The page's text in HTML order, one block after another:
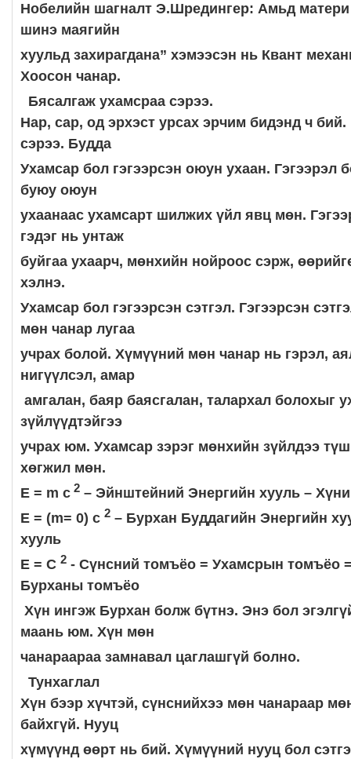
Нобелийн шагналт Э.Шредингер: Амьд
шинэ маягийн
хуульд захирагдана” хэмээсэн нь Квант
Хоосон чанар.
Бясалгаж ухамсраа сэрээ.
Нар, сар, од эрхэст урсах эрчим бидэнд ч
сэрээ. Будда
Ухамсар бол гэгээрсэн оюун ухаан. Гэгээрэл
буюу оюун
ухаанаас ухамсарт шилжих үйл явц мөн.
гэдэг нь унтаж
буйгаа ухаарч, мөнхийн нойроос сэрж,
хэлнэ.
Ухамсар бол гэгээрсэн сэтгэл. Гэгээрсэн
мөн чанар лугаа
учрах болой. Хүмүүний мөн чанар нь гэрэл,
нигүүлсэл, амар
амгалан, баяр баясгалан, талархал болохыг
зүйлүүдтэйгээ
учрах юм. Ухамсар зэрэг мөнхийн зүйлдээ
хөгжил мөн.
E = m c 2 – Эйнштейний Энергийн хууль –
E = (m= 0) c 2 – Бурхан Буддагийн Энергийн
хууль
E = С 2 - Сүнсний томъёо = Ухамсрын томъёо
Бурханы томъёо
Хүн ингэж Бурхан болж бүтнэ. Энэ бол
маань юм. Хүн мөн
чанараараа замнавал цаглашгүй болно.
Тунхаглал
Хүн бээр хүчтэй, сүнснийхээ мөн чанараар
байхгүй. Нууц
хүмүүнд өөрт нь бий. Хүмүүний нууц бол